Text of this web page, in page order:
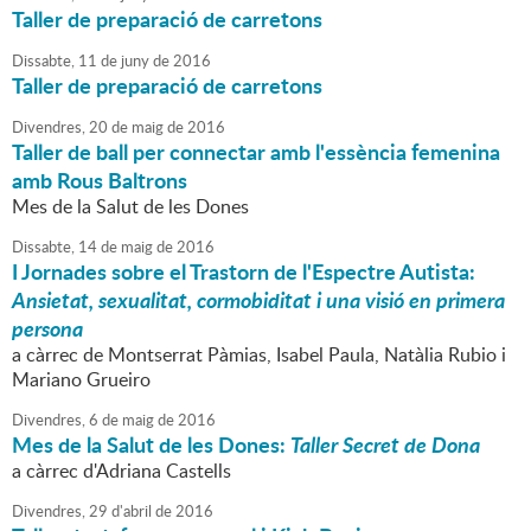
Taller de preparació de carretons
Dissabte, 11 de junyde2016
Taller de preparació de carretons
Divendres,20 de maigde2016
Taller de ball per connectar amb l'essència femenina
amb Rous Baltrons
Mes de la Salut de les Dones
Dissabte, 14de maigde2016
I Jornades sobre el Trastorn de l'Espectre Autista:
Ansietat, sexualitat, cormobiditat i una visió en primera
persona
a càrrec de Montserrat Pàmias, Isabel Paula, Natàlia Rubio i
Mariano Grueiro
Divendres,6 de maigde2016
Mes de la Salut de les Dones: Taller Secret de Dona
a càrrec d'Adriana Castells
Divendres,29 d'abril de2016